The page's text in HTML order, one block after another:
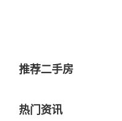
推荐二手房
热门资讯